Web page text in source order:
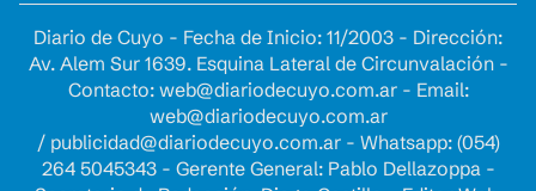
Diario de Cuyo - Fecha de Inicio: 11/2003 - Dirección:
Av. Alem Sur 1639. Esquina Lateral de Circunvalación -
Contacto: web@diariodecuyo.com.ar- Email:
web@diariodecuyo.com.ar
/ publicidad@diariodecuyo.com.ar- Whatsapp: (054)
264 5045343 - Gerente General: Pablo Dellazoppa -